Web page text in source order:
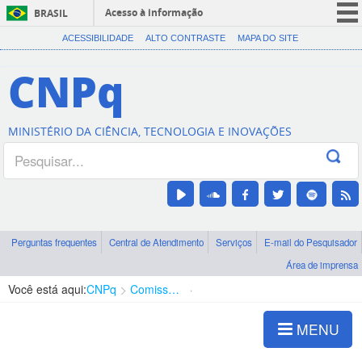
BRASIL
Acesso à informação
CORONAVÍRUS (COVID-19)
Canais
ACESSIBILIDADE ALTO CONTRASTE MAPA DO SITE
CNPq
MINISTÉRIO DA CIÊNCIA, TECNOLOGIA E INOVAÇÕES
Perguntas frequentes Central de Atendimento Serviços
E-mail do Pesquisador
Área de imprensa
Você está aqui:CNPq Comissão de Integridade
MENU